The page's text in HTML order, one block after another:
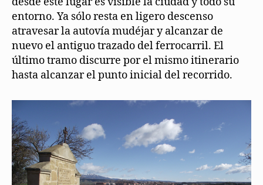
entorno. Ya sólo resta en ligero descenso
atravesar la autovía mudéjar y alcanzar de
nuevo el antiguo trazado del ferrocarril. El
último tramo discurre por el mismo itinerario
hasta alcanzar el punto inicial del recorrido.